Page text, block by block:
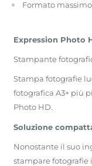
Formato
Expression Photo
Stampante
Stampa fotografie
fotografica A3+ più
Photo HD.
Soluzione
Nonostante il suo
stampare fotografie